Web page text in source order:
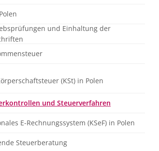
und Unterstützung im
Vertretung von Mandanten gegenüber
den Finanzämtern
Rechnungswesen
Finanzierungsanalysen
und Einhaltung der
(KSt) in Polen
und Steuerverfahren
E-Rechnungssystem (KSeF) in Polen
Steuerberatung